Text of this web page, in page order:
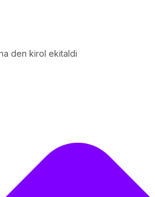
den kirol ekitaldi